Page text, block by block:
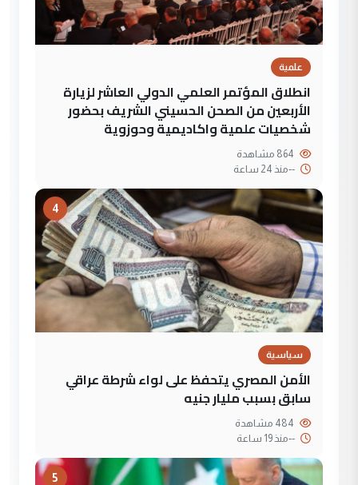
علمية
انطلاق المؤتمر العلمي الدولي العاشر لزيارة
الأربعين من الصحن الحسيني الشريف بحضور
شخصيات علمية واكاديمية وحوزوية
--منذ 24 ساعة
4
سياسية
الأمن المصري يتحفظ على لواء شرطة عراقي
سابق بسبب مليار جنيه
--منذ 19 ساعة
5